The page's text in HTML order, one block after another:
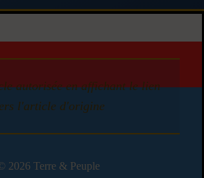
autorisée en affichant le lien
l'article d'origine
2026 Terre & Peuple